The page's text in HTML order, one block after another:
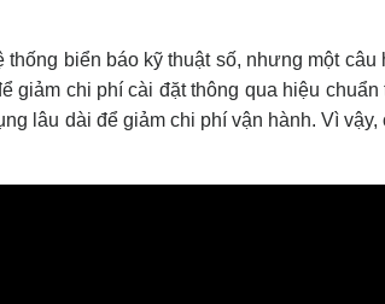
biển báo kỹ thuật số, nhưng một
chi phí cài đặt thông qua hiệu
lâu dài để giảm chi phí vận hành. Vì